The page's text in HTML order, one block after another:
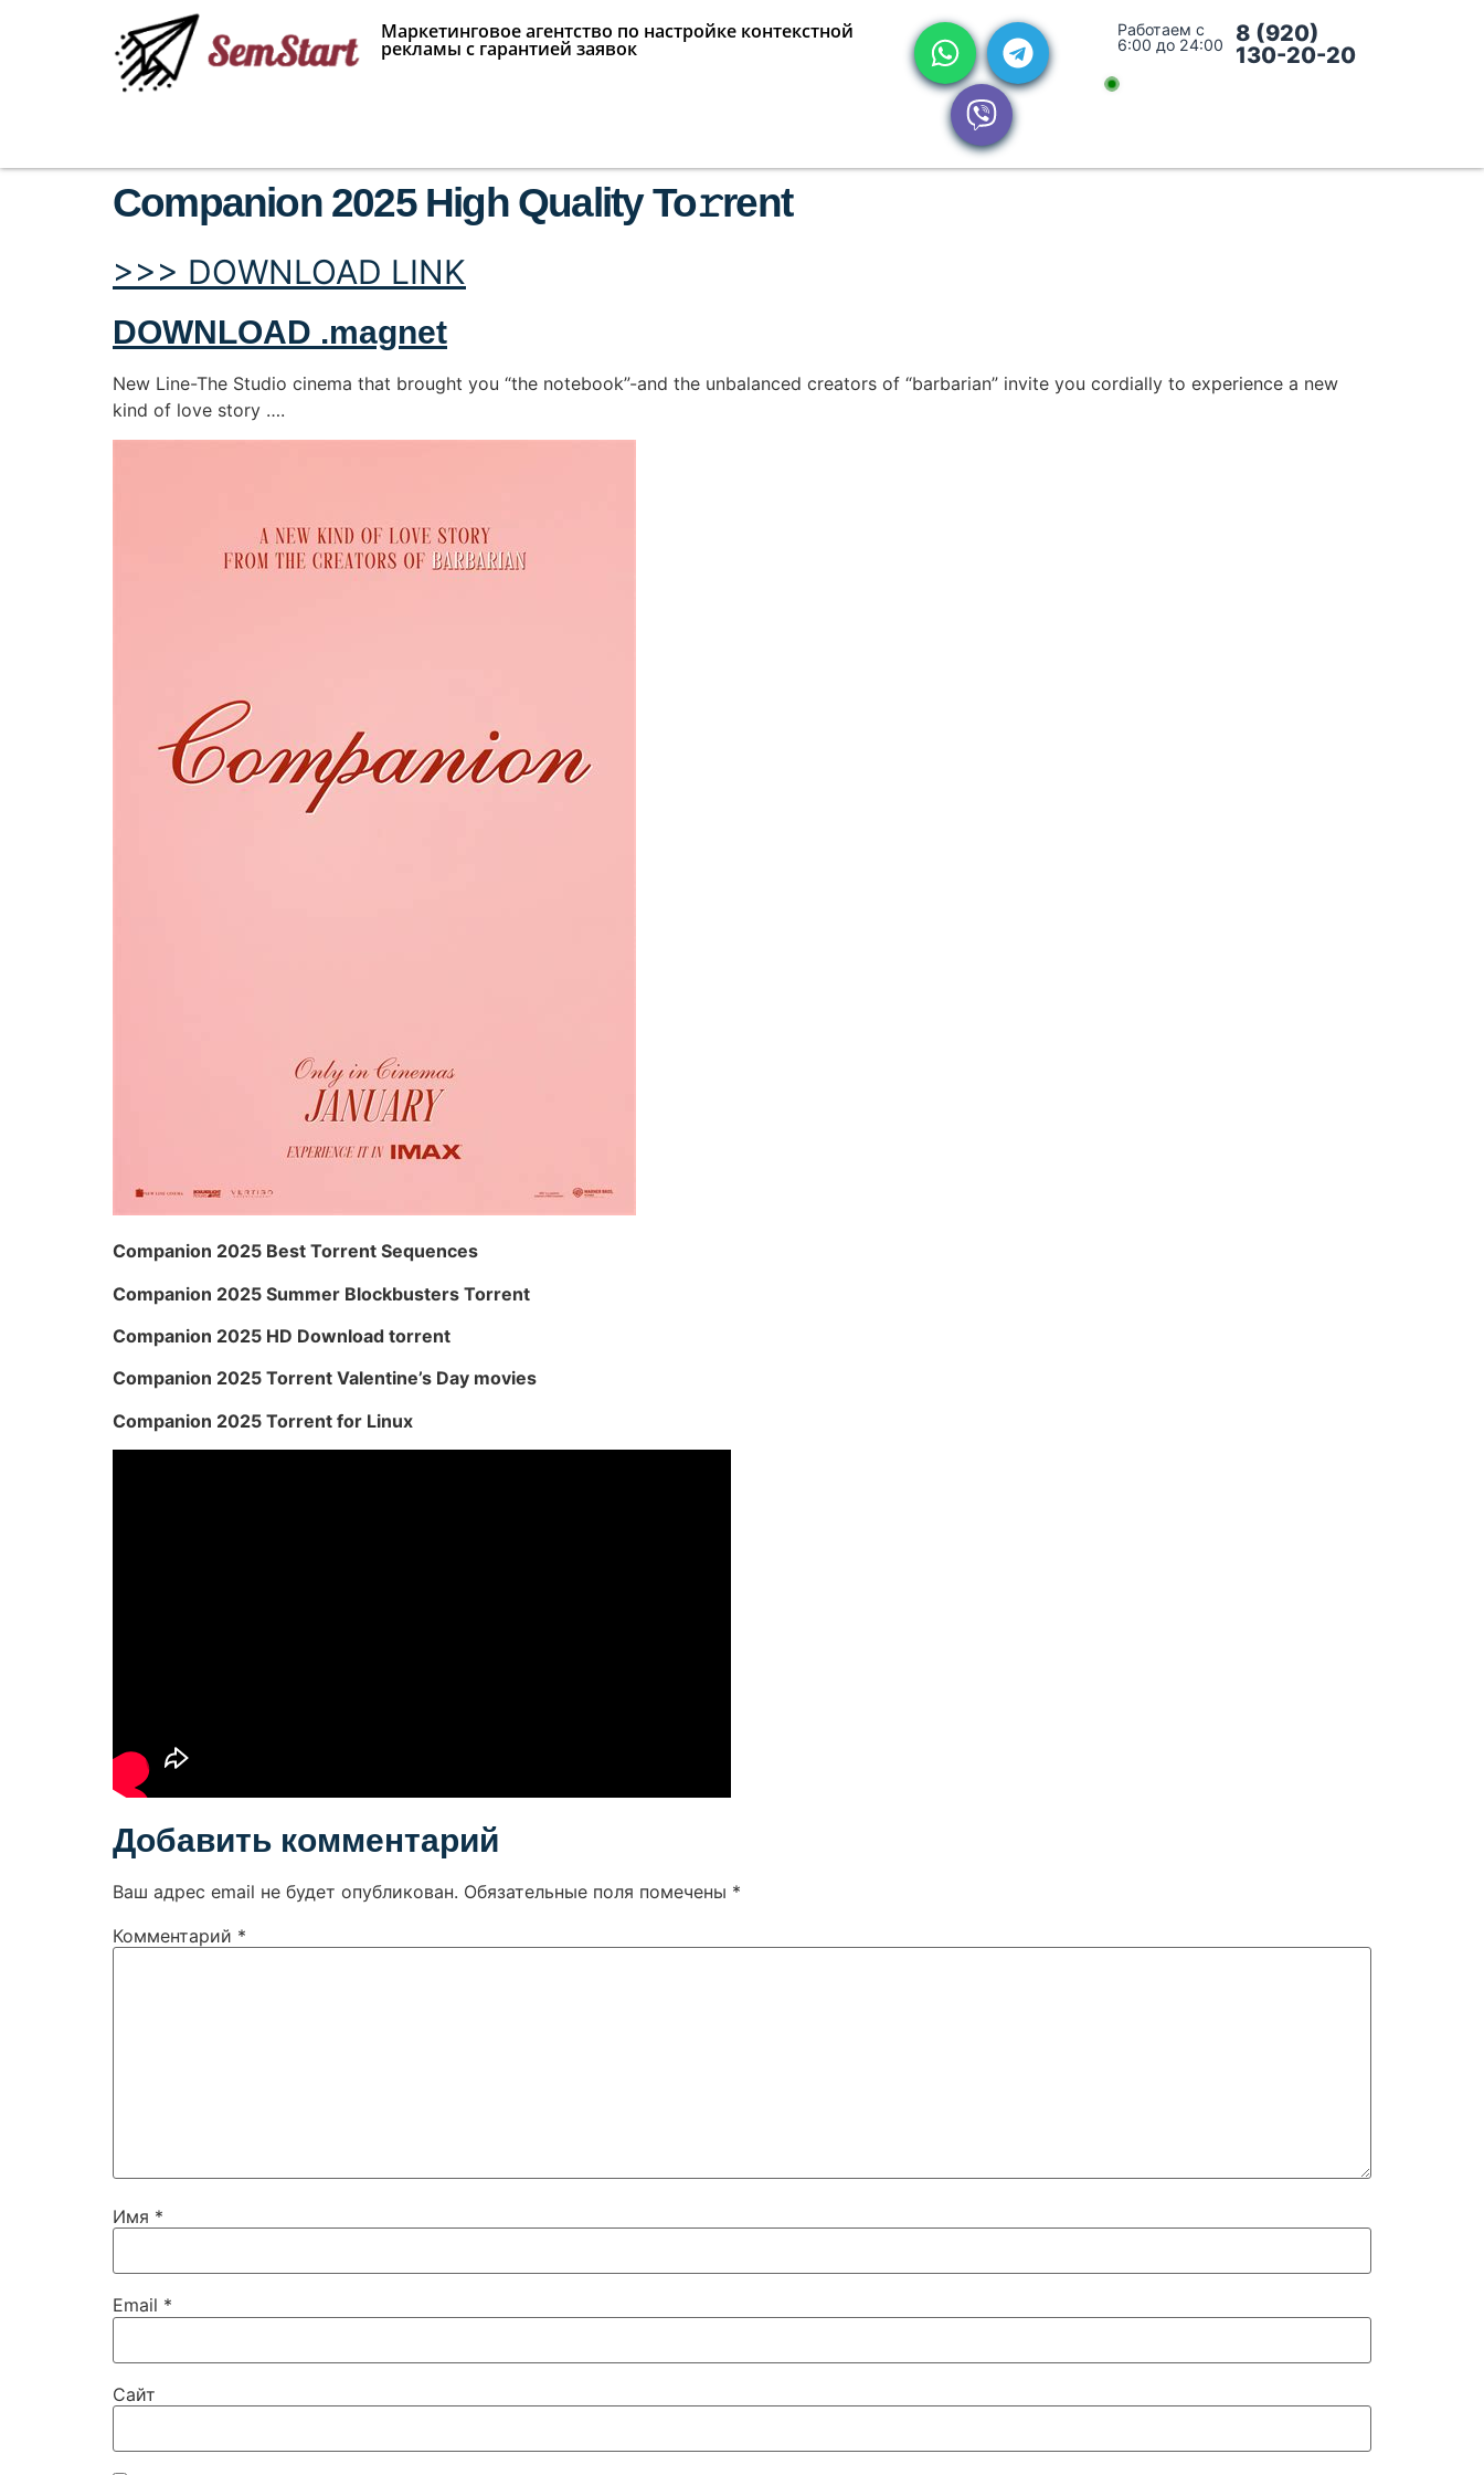
Маркетинговое агентство по настройке контекстной
рекламы с гарантией заявок
Работаем с
6:00 до 24:00
8 (920)
130-20-20
Companion 2025 High Quality To𝚛rent
>>> DOWNLOAD LINK
DOWNLOAD .magnet
New Line-The Studio cinema that brought you “the notebook”-and the unbalanced creators of “barbarian” invite you cordially to experience a new
kind of love story ….
Companion 2025 Best Torrent Sequences
Companion 2025 Summer Blockbusters Torrent
Companion 2025 HD Download torrent
Companion 2025 Torrent Valentine’s Day movies
Companion 2025 Torrent for Linux
Добавить комментарий
Ваш адрес email не будет опубликован. Обязательные поля помечены *
Комментарий *
Имя *
Email *
Сайт